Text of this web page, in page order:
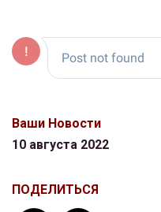
Ваши Новости
10 августа 2022
ПОДЕЛИТЬСЯ